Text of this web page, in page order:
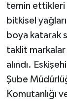
temin ettikleri
bitkisel
boya katarak
taklit
alındı.
Şube
Komutanlığı